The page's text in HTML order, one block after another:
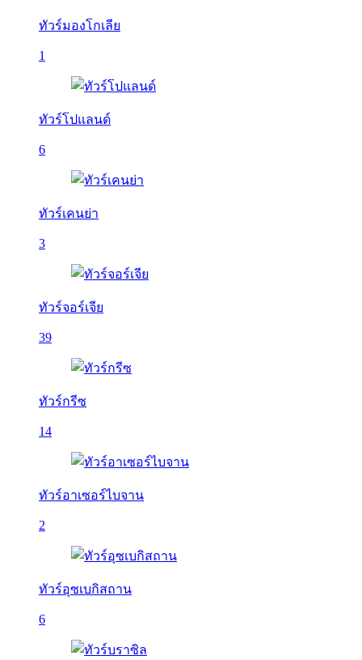
ทัวร์มองโกเลีย
1
ทัวร์โปแลนด์
6
ทัวร์เคนย่า
3
ทัวร์จอร์เจีย
39
ทัวร์กรีซ
14
ทัวร์อาเซอร์ไบจาน
2
ทัวร์อุซเบกิสถาน
6